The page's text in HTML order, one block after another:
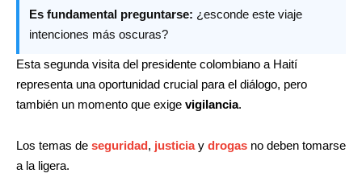
Es fundamental preguntarse: ¿esconde este viaje
intenciones más oscuras?
Esta segunda visita del presidente colombiano a Haití
representa una oportunidad crucial para el diálogo, pero
también un momento que exige vigilancia.
Los temas de seguridad, justiciay drogas no deben tomarse
a la ligera.